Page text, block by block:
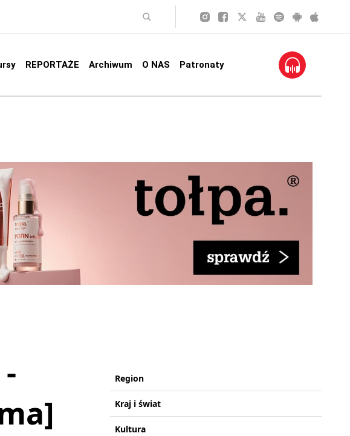
REPORTAŻE Archiwum O NAS Patronaty
Region
Kraj i świat
Kultura